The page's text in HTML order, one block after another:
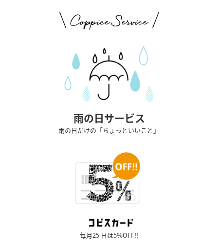
雨の日サービス
雨の日だけの「ちょっといいこと」
毎月25 日は5%OFF!!